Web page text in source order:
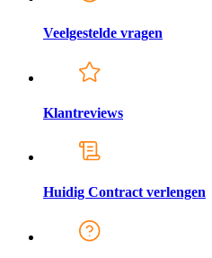
Veelgestelde vragen
Klantreviews
Huidig Contract verlengen